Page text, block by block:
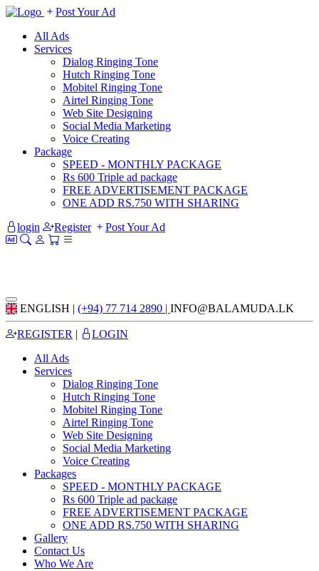
Post Your Ad
All Ads
Services
Dialog Ringing Tone
Hutch Ringing Tone
Mobitel Ringing Tone
Airtel Ringing Tone
Web Site Designing
Social Media Marketing
Voice Creating
Package
SPEED - MONTHLY PACKAGE
Rs 600 Triple ad package
FREE ADVERTISEMENT PACKAGE
ONE ADD RS.750 WITH SHARING
login
Register Post Your Ad
ENGLISH | (+94) 77 714 2890 | INFO@BALAMUDA.LK
REGISTER |
LOGIN
All Ads
Services
Dialog Ringing Tone
Hutch Ringing Tone
Mobitel Ringing Tone
Airtel Ringing Tone
Web Site Designing
Social Media Marketing
Voice Creating
Packages
SPEED - MONTHLY PACKAGE
Rs 600 Triple ad package
FREE ADVERTISEMENT PACKAGE
ONE ADD RS.750 WITH SHARING
Gallery
Contact Us
Who We Are